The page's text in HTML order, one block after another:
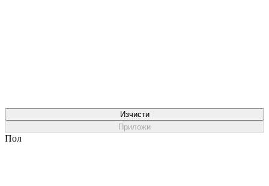
Изчисти
Приложи
Пол